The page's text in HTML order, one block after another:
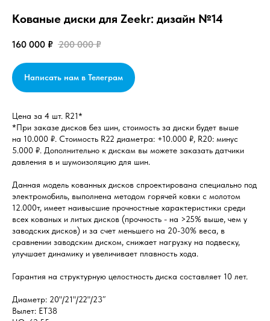
Кованые диски для Zeekr: дизайн №14
160 000 ₽ 200 000 ₽
Написать нам в Телеграм
Цена за 4 шт. R21*
*При заказе дисков без шин, стоимость за диски будет выше
на 10.000 ₽. Стоимость R22 диаметра: +10.000 ₽, R20: минус
5.000 ₽. Дополнительно к дискам вы можете заказать датчики
давления в и шумоизоляцию для шин.
Данная модель кованных дисков спроектирована специально под
электромобиль, выполнена методом горячей ковки с молотом
12.000т, имеет наивысшие прочностные характеристики среди
всех кованых и литых дисков (прочность - на >25% выше, чем у
заводских дисков) и за счет меньшего на 20-30% веса, в
сравнении заводским диском, снижает нагрузку на подвеску,
улучшает динамику и увеличивает плавность хода.
Гарантия на структурную целостность диска составляет 10 лет.
Диаметр: 20"/21"/22"/23″
Вылет: ET38